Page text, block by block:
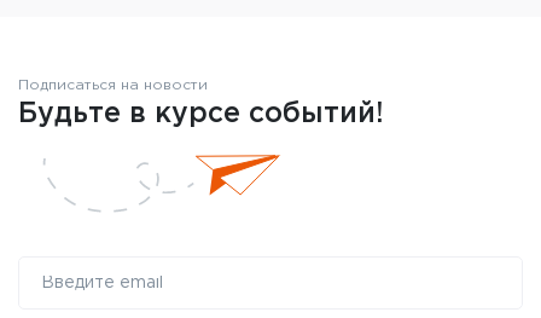
Фонари и ЛЦУ
Туристическое снаряжение
Опоры и станки для оружия
Подписаться на новости
Будьте в курсе событий!